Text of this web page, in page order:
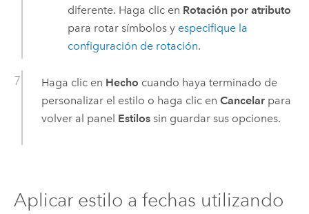
diferente. Haga clic en Rotación por atributo
para rotar símbolos y especifique la
configuración de rotación.
Haga clic en Hecho cuando haya terminado de
personalizar el estilo o haga clic en Cancelarpara
volver al panel Estilossin guardar sus opciones.
Aplicar estilo a fechas utilizando